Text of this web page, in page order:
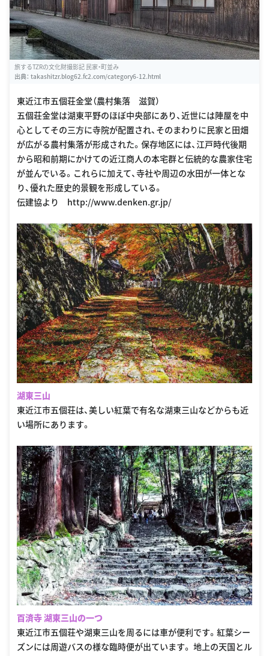
旅するTZRの文化財撮影記 民家・町並み
出典： takashitzr.blog62.fc2.com/category6-12.html
東近江市五個荘金堂（農村集落 滋賀）
五個荘金堂は湖東平野のほぼ中央部にあり、近世には陣屋を中
心としてその三方に寺院が配置され、そのまわりに民家と田畑
が広がる農村集落が形成された。保存地区には、江戸時代後期
から昭和前期にかけての近江商人の本宅群と伝統的な農家住宅
が並んでいる。これらに加えて、寺社や周辺の水田が一体とな
り、優れた歴史的景観を形成している。
伝建協より http://www.denken.gr.jp/
湖東三山
東近江市五個荘は、美しい紅葉で有名な湖東三山などからも近
い場所にあります。
百済寺 湖東三山の一つ
東近江市五個荘や湖東三山を周るには車が便利です。紅葉シー
ズンには周遊バスの様な臨時便が出ています。 地上の天国とル